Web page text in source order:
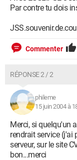
Par contre tu dois
Commenter
RÉPONSE 2 / 2
phileme
15 juin 2004 à
Merci, si quelqu'un
rendrait service (j'ai
serveur, sur le site
bon...merci